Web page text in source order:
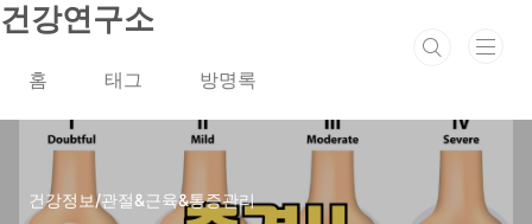
본문 바로가기
건강연구소
홈 태그 방명록
건강정보/관절&근육&통증관리